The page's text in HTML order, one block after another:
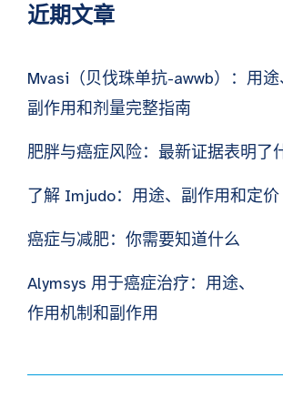
近期文章
Mvasi（贝伐珠单抗-awwb）：用途
副作用和剂量完整指南
肥胖与癌症风险：最新证据表明了
了解 Imjudo：用途、副作用和定价
癌症与减肥：你需要知道什么
Alymsys 用于癌症治疗：用途、
作用机制和副作用